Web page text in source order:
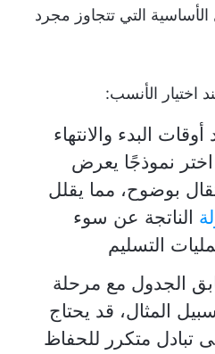
الأساسية التي تتجاوز مجرد
اختيار الأنسب:
البدء والانتهاء
نموذجًا يعرض
بوضوح، مما يقلل
الناتجة عن سوء
التسليم
الجدول مع مرحلة
المثال، قد يحتاج
تبادل متكرر للحفاظ